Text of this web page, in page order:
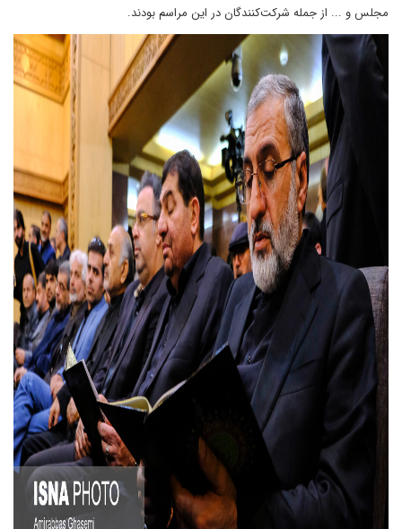
مجلس و ... از جمله شرکت‌کنندگان در این مراسم بودند.